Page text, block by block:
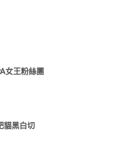
女王粉絲團
貓黑白切